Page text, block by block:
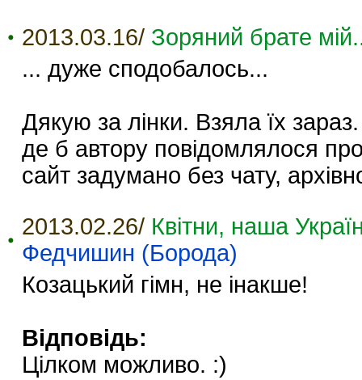
2013.03.16/ Зоряний брате
... дуже сподобалось...
Дякую за лінки. Взяла їх
де б автору повідомлялося
сайт задумано без чату,
2013.02.26/ Квітни, наша
Федчишин (Борода)
Козацький гімн, не інакше!
Відповідь:
Цілком можливо. :)